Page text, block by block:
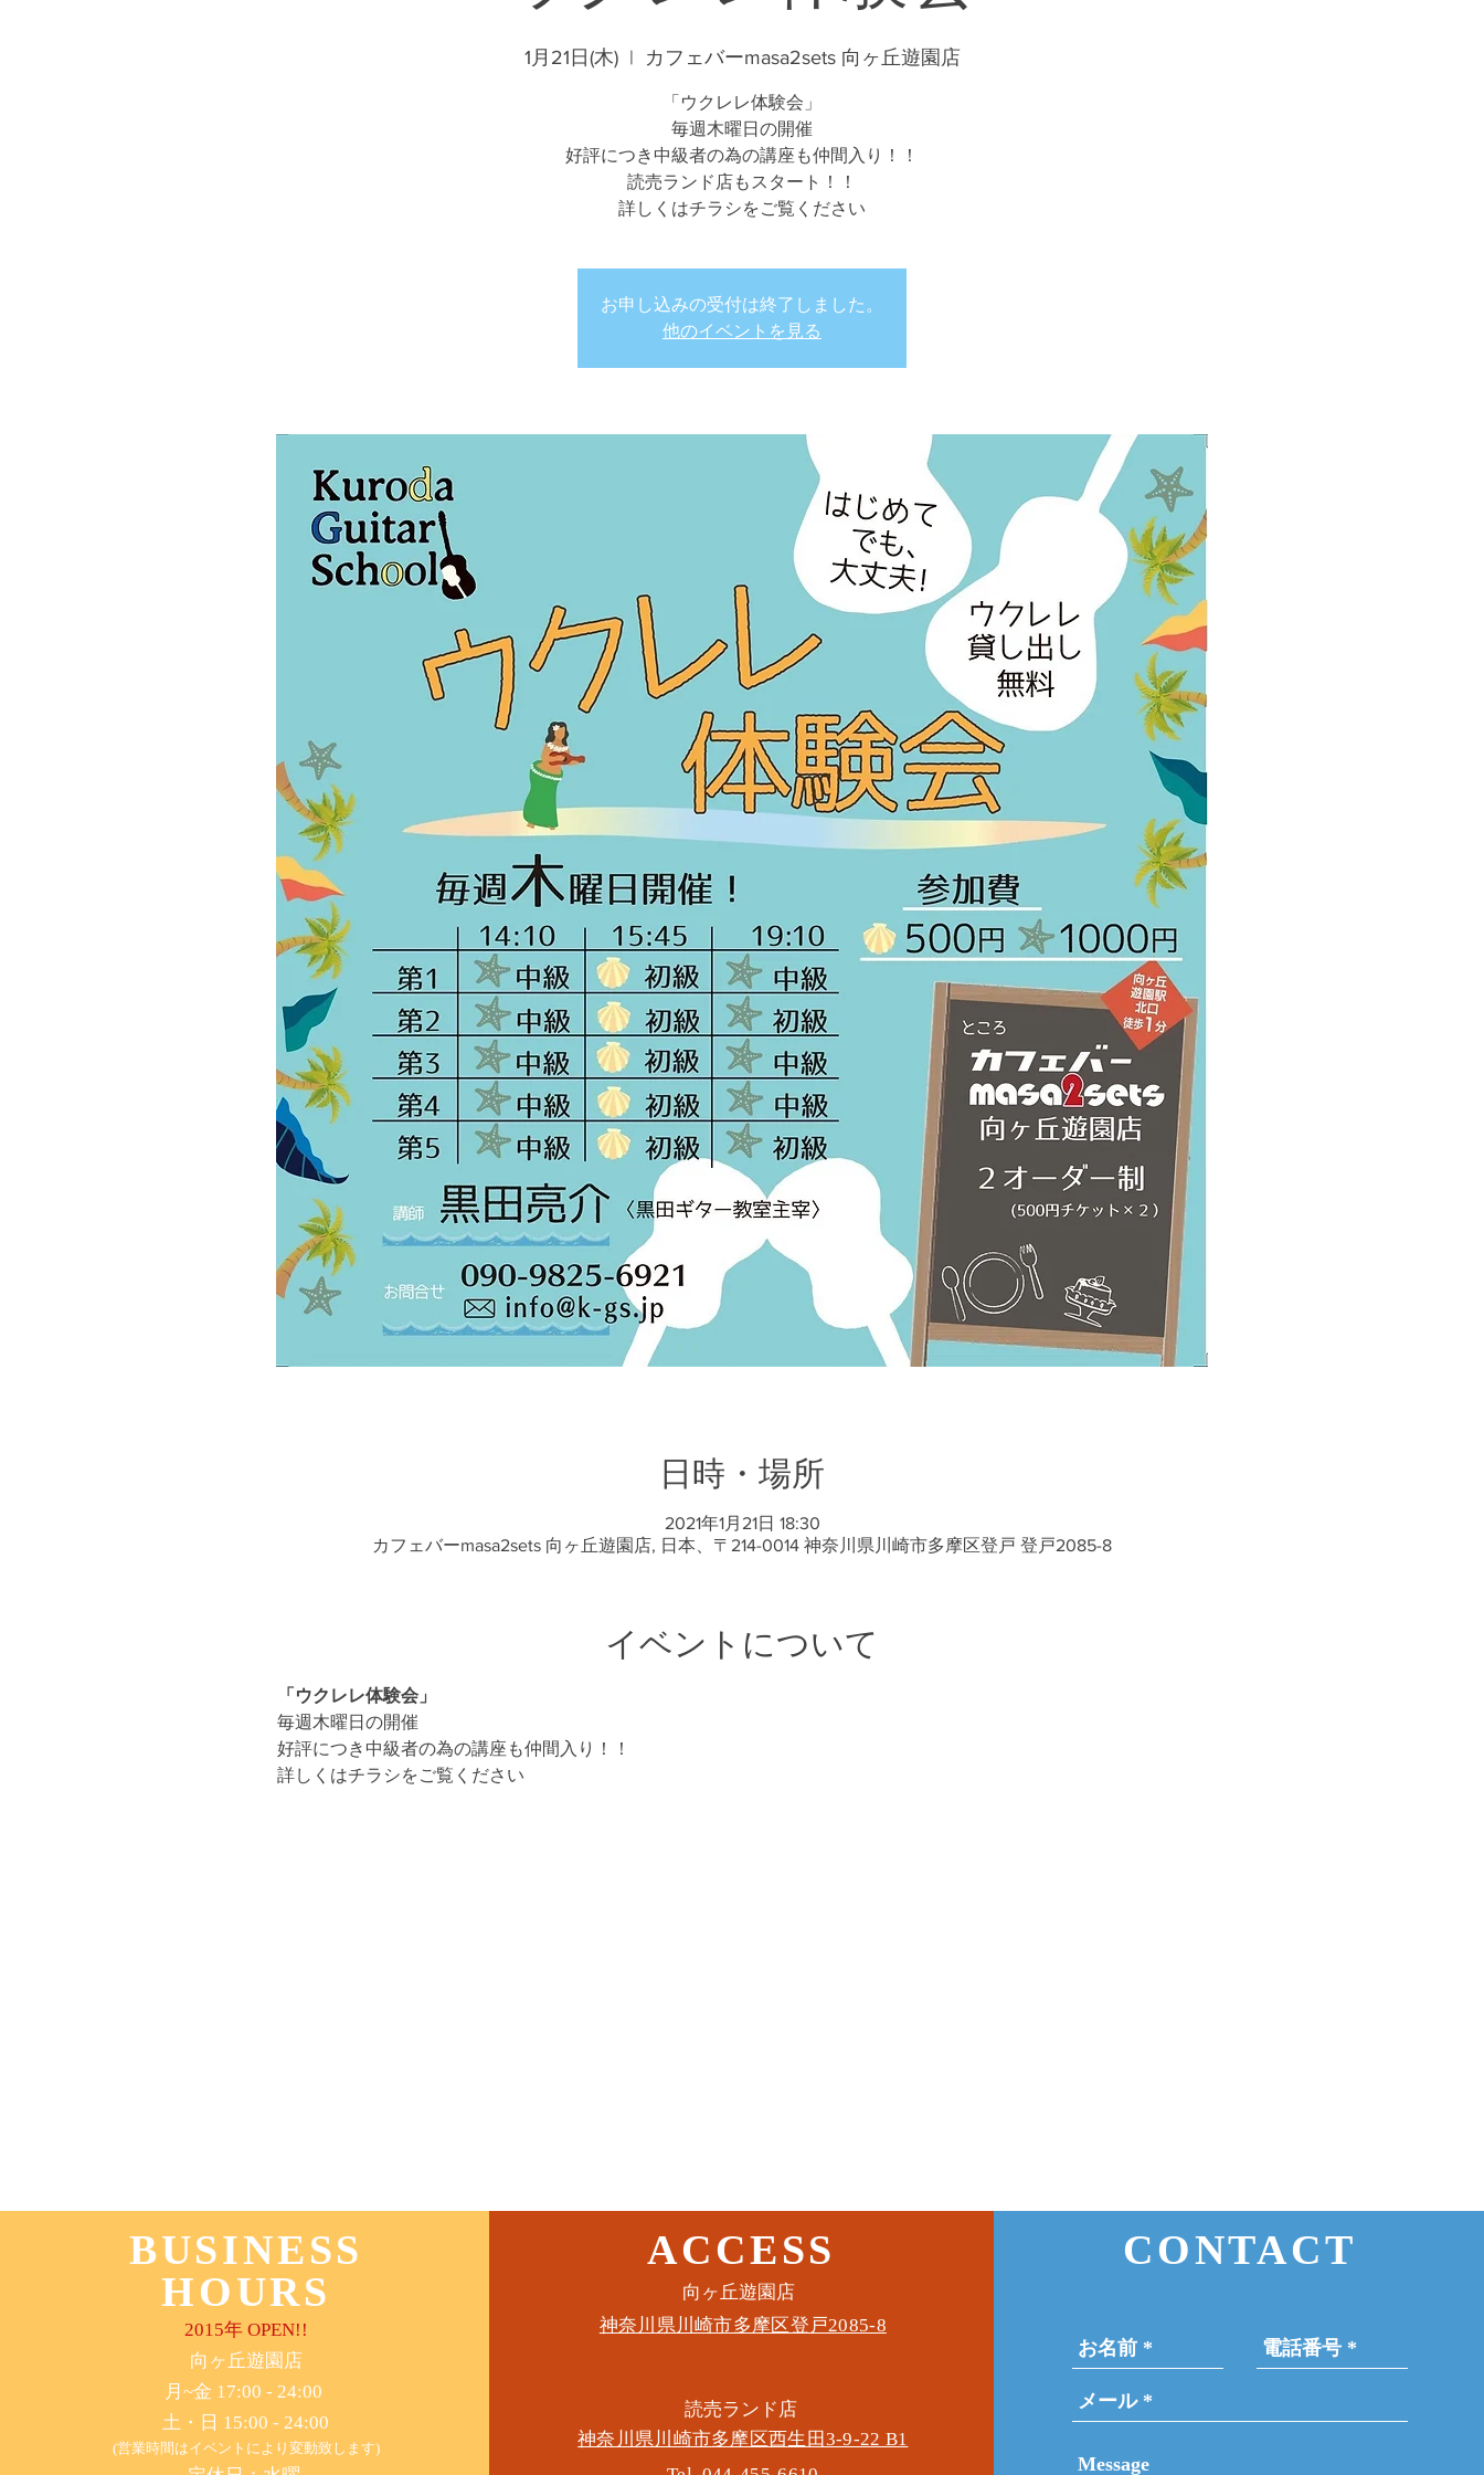
1月21日(木)
  |
カフェバーmasa2sets 向ヶ丘遊園店
「ウクレレ体験会」
毎週木曜日の開催
好評につき中級者の為の講座も仲間入り！！
読売ランド店もスタート！！
詳しくはチラシをご覧ください
お申し込みの受付は終了しました。
他のイベントを見る
日時・場所
2021年1月21日 18:30
カフェバーmasa2sets 向ヶ丘遊園店, 日本、〒214-0014 神奈川県川崎市多摩区登戸 登戸2085-8
イベントについて
「ウクレレ体験会」
毎週木曜日の開催
好評につき中級者の為の講座も仲間入り！！
詳しくはチラシをご覧ください
このイベントをシェア
BUSINESS
HOURS
2015年 OPEN!!
​向ヶ丘遊園店
月~金 17:00 - 24:00
土・日 15:00 - 24:00
(営業時間はイベントにより変動致します)
ACCESS
​向ヶ丘遊園店
神奈川県川崎市多摩区​登戸2085-8
​読売ランド店
神奈川県川崎市多摩区​西生田3-9-22 B1
CONTACT